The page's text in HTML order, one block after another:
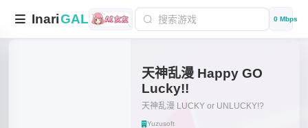
InariGAL 0 Mbps
天神乱漫 Happy GO
Lucky!!
天神乱漫 LUCKY or UNLUCKY!?
Yuzusoft